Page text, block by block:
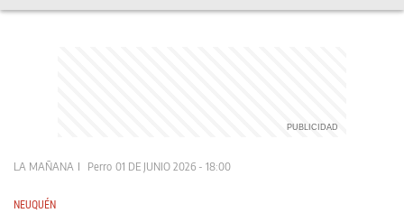
LA MAÑANA Perro 01 DE JUNIO 2026 - 18:00
NEUQUÉN